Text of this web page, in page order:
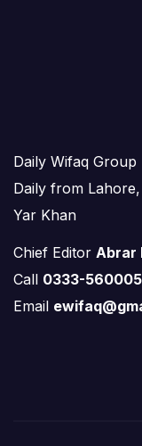
Daily Wifaq Group
Daily from
Yar Khan
Chief Editor Abrar
Call 0333-
Email